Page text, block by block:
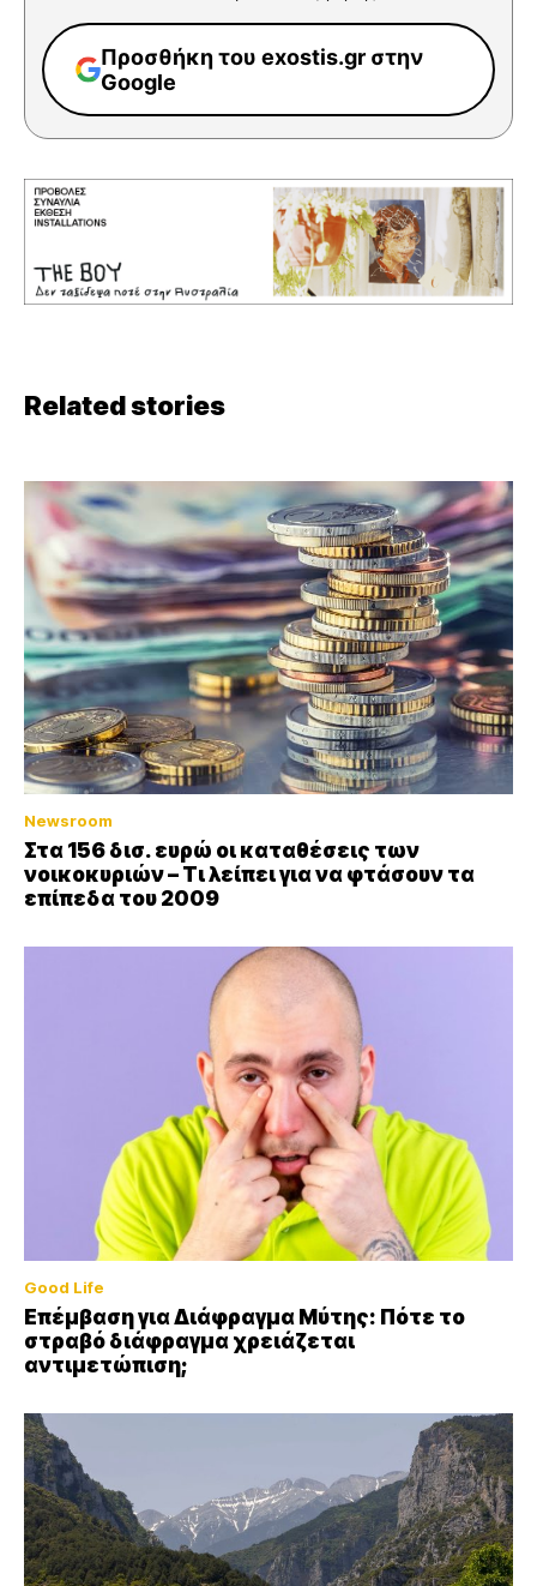
Προσθήκη του exostis.gr στην
Google
Related stories
Newsroom
Στα 156 δισ. ευρώ οι καταθέσεις των
νοικοκυριών – Τι λείπει για να φτάσουν τα
επίπεδα του 2009
Good Life
Επέμβαση για Διάφραγμα Μύτης: Πότε το
στραβό διάφραγμα χρειάζεται
αντιμετώπιση;